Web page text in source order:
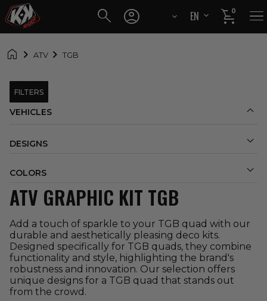
 
FR
EN 
0 
 ATV TGB
FILTERS
VEHICLES 
DESIGNS 
COLORS 
ATV GRAPHIC KIT TGB
Add a touch of sparkle to your TGB quad with our
durable and aesthetically pleasing deco kits.
Designed specifically for TGB quads, they combine
functionality and style, highlighting the brand's
robustness and innovation. Our selection offers
unique designs for a TGB quad that stands out
from the crowd.